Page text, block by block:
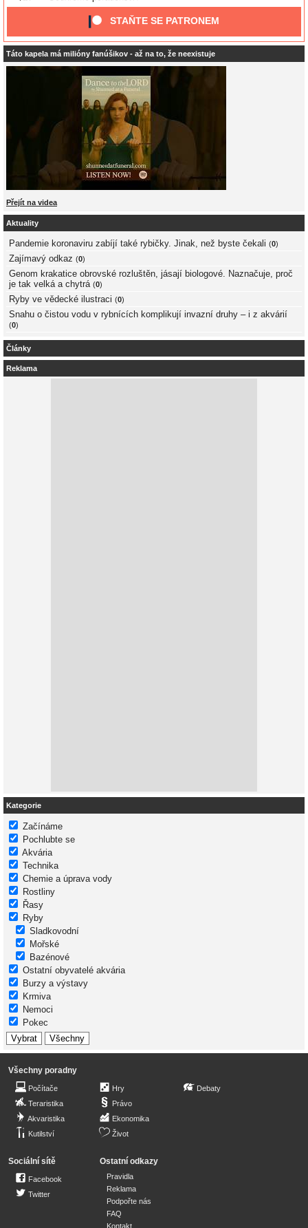
STAŇTE SE PATRONEM
Táto kapela má milióny fanúšikov - až na to, že neexistuje
Přejít na videa
Aktuality
Pandemie koronaviru zabíjí také rybičky. Jinak, než byste čekali (0)
Zajímavý odkaz (0)
Genom krakatice obrovské rozluštěn, jásají biologové. Naznačuje, proč
je tak velká a chytrá (0)
Ryby ve vědecké ilustraci (0)
Snahu o čistou vodu v rybnících komplikují invazní druhy – i z akvárií
(0)
Články
Reklama
Kategorie
Začínáme
Pochlubte se
Akvária
Technika
Chemie a úprava vody
Rostliny
Řasy
Ryby
Sladkovodní
Mořské
Bazénové
Ostatní obyvatelé akvária
Burzy a výstavy
Krmiva
Nemoci
Pokec
Všechny poradny
Počítače
Teraristika
Akvaristika
Kutilství
Hry
Právo
Ekonomika
Život
Debaty
Sociální sítě
Facebook
Twitter
Ostatní odkazy
Pravidla
Reklama
Podpořte nás
FAQ
Kontakt